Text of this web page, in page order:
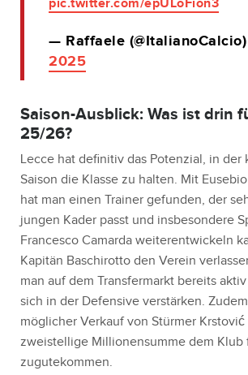
pic.twitter.com/epULoFion3
— Raffaele (@ItalianoCalcio)
2025
Saison-Ausblick: Was ist drin
25/26?
Lecce hat definitiv das Potenzial, in der
Saison die Klasse zu halten. Mit
hat man einen Trainer gefunden, der
jungen Kader passt und insbesondere
Francesco Camarda weiterentwickeln
Kapitän Baschirotto den Verein
man auf dem Transfermarkt bereits
sich in der Defensive verstärken.
möglicher Verkauf von Stürmer
zweistellige Millionensumme dem Klub
zugutekommen.